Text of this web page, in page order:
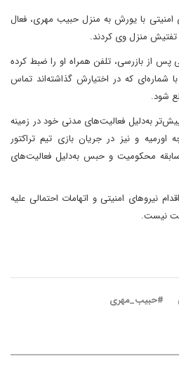
امنیتی با یورش به منزل حبیب مهری، فعال
تفتیش منزل وی کردند.
پس از بازرسی، تلفن همراه او را ضبط کرده
شماره‌ای که در اختیارش گذاشته‌اند تماس
شود.
به‌دلیل فعالیت‌های مدنی خود در زمینه
اورمیه و نیز در جریان بازی تیم تراکتور
سابقه محکومیت و حبس به‌دلیل فعالیت‌های
نیروهای امنیتی و اتهامات احتمالی علیه
نیست.
#حبیب_مهری